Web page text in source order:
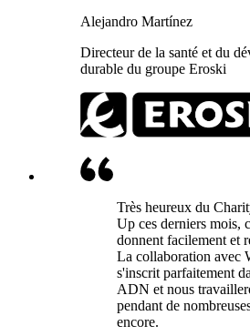
Alejandro Martínez
Directeur de la santé et du
durable du groupe Eroski
Très heureux du
Up ces derniers mois,
donnent facilement et
La collaboration avec
s'inscrit parfaitement
ADN et nous
pendant de
encore.